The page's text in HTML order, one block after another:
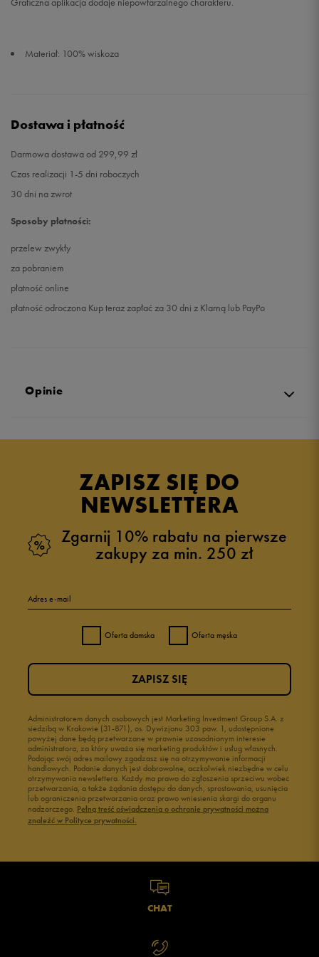
Materiał: 100% wiskoza
Dostawa i płatność
Darmowa dostawa od 299,99 zł
Czas realizacji 1-5 dni roboczych
30 dni na zwrot
Sposoby płatności:
przelew zwykły
za pobraniem
płatność online
płatność odroczona Kup teraz zapłać za 30 dni z Klarną lub PayPo
Opinie
ZAPISZ SIĘ DO
NEWSLETTERA
Zgarnij 10% rabatu na pierwsze
zakupy za min. 250 zł
Adres e-mail
Oferta damska Oferta męska
Administratorem danych osobowych jest Marketing Investment Group S.A. z
siedzibą w Krakowie (31-871), os. Dywizjonu 303 paw. 1, udostępnione
powyżej dane będą przetwarzane w prawnie uzasadnionym interesie
administratora, za który uważa się marketing produktów i usług własnych.
Podając swój adres mailowy zgadzasz się na otrzymywanie informacji
handlowych. Podanie danych jest dobrowolne, aczkolwiek niezbędne w celu
otrzymywania newslettera. Każdy ma prawo do zgłoszenia sprzeciwu wobec
przetwarzania, a także żądania dostępu do danych, sprostowania, usunięcia
lub ograniczenia przetwarzania oraz prawo wniesienia skargi do organu
nadzorczego. Pełną treść oświadczenia o ochronie prywatności można
znaleźć w Polityce prywatności.
ZAPISZ SIĘ
CHAT